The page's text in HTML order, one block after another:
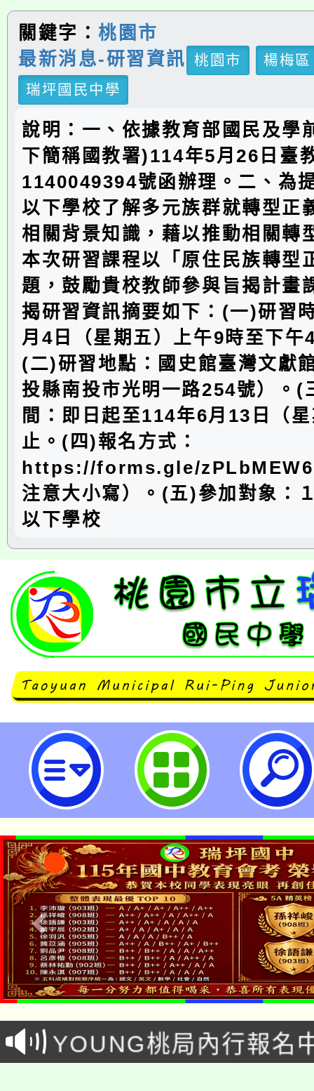
關鍵字：桃園市
最新消息-研習資訊
桃園市
楊梅區
瑞坪國民中學
說明：一、依據教育部國民及學
下簡稱國教署)114年5月26日臺
1140049394號函辦理。二、為
以下學校了解多元族群就轉型正
相關背景知識，藉以推動相關轉
本次研習課程以「原住民族轉型
題，鼓勵貴校教師參與旨揭計畫
揭研習資訊摘要如下：(一)研習
月4日（星期五）上午9時至下午
(二)研習地點：國史館臺灣文獻
投縣南投市光明一路254號）。(
間：即日起至114年6月13日（
止。(四)報名方式：
https://forms.gle/
注意大小寫）。(五)參加對象：
以下學校
主旨：有關教育部國民及學前教育
轉型正義資源中心辦理114年度全
「阿里山鄒族史蹟踏查初階課程」
鼓勵貴校踴躍參與，請查照。-桃
學
「本色祭」8/29、30在
場熱烈登場!
8/21下午1時於龍潭區
徵才活動。
YOUNG桃局內行報名
局官網。
8月14至27日，桃園電